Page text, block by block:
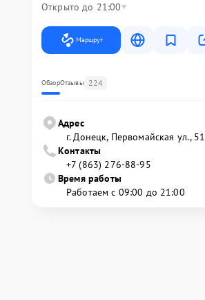
Открыто до 21:00
Маршрут
ОбзорОтзывы 224
Адрес
г. Донецк, Первомайская ул., 51
Контакты
+7 (863) 276-88-95
Время работы
Работаем с 09:00 до 21:00